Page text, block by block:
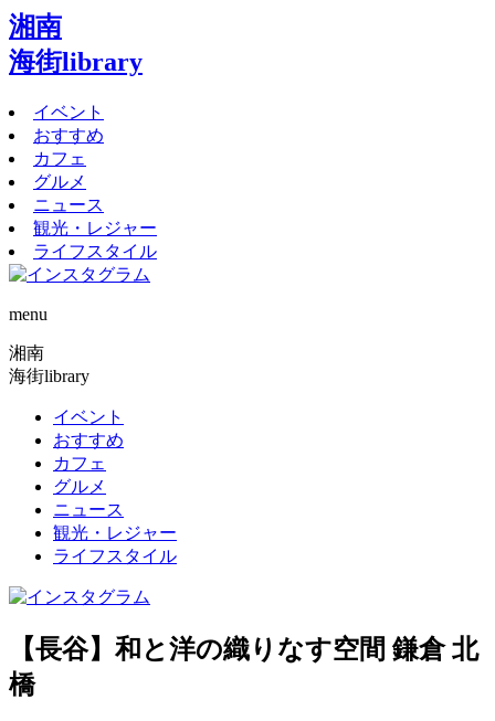
湘南
海街library
イベント
おすすめ
カフェ
グルメ
ニュース
観光・レジャー
ライフスタイル
menu
湘南
海街library
イベント
おすすめ
カフェ
グルメ
ニュース
観光・レジャー
ライフスタイル
【長谷】和と洋の織りなす空間 鎌倉 北
橋